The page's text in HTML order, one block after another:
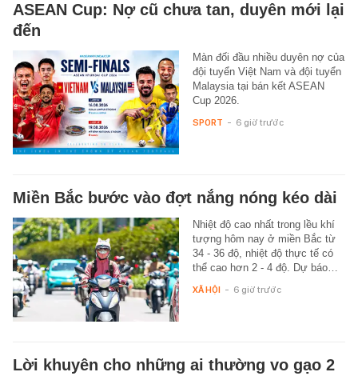
ASEAN Cup: Nợ cũ chưa tan, duyên mới lại
đến
Màn đối đầu nhiều duyên nợ của
đội tuyển Việt Nam và đội tuyển
Malaysia tại bán kết ASEAN
Cup 2026.
SPORT - 6 giờ trước
Miền Bắc bước vào đợt nắng nóng kéo dài
Nhiệt độ cao nhất trong lều khí
tượng hôm nay ở miền Bắc từ
34 - 36 độ, nhiệt độ thực tế có
thể cao hơn 2 - 4 độ. Dự báo…
XÃ HỘI - 6 giờ trước
Lời khuyên cho những ai thường vo gạo 2